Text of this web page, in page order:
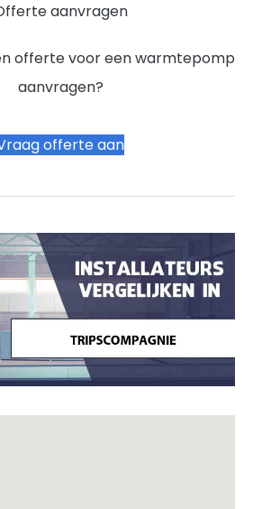
aanvragen
offerte voor een warmtepomp
aanvragen?
offerte aan